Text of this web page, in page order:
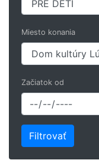
Miesto konania
Začiatok od